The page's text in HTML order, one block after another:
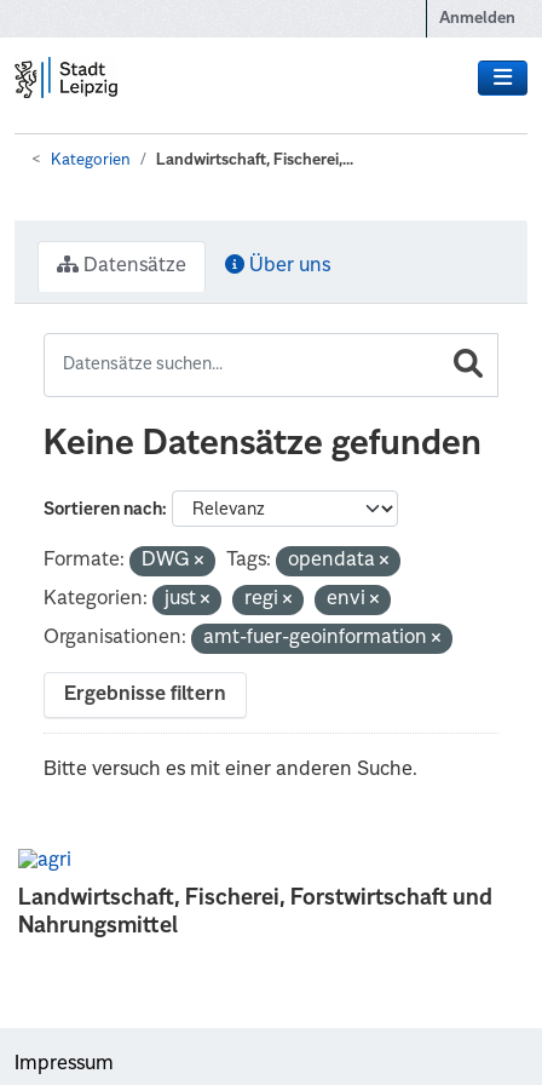
Anmelden
Kategorien Landwirtschaft, Fischerei,...
Landwirtschaft, Fischerei, Forstwirtschaft und
Nahrungsmittel
Datensätze Über uns
Keine Datensätze gefunden
Sortieren nach
Formate: DWG Tags:
opendata
Kategorien:
just regi
envi
Organisationen:
amt-fuer-geoinformation
Ergebnisse filtern
Bitte versuch es mit einer anderen Suche.
Impressum